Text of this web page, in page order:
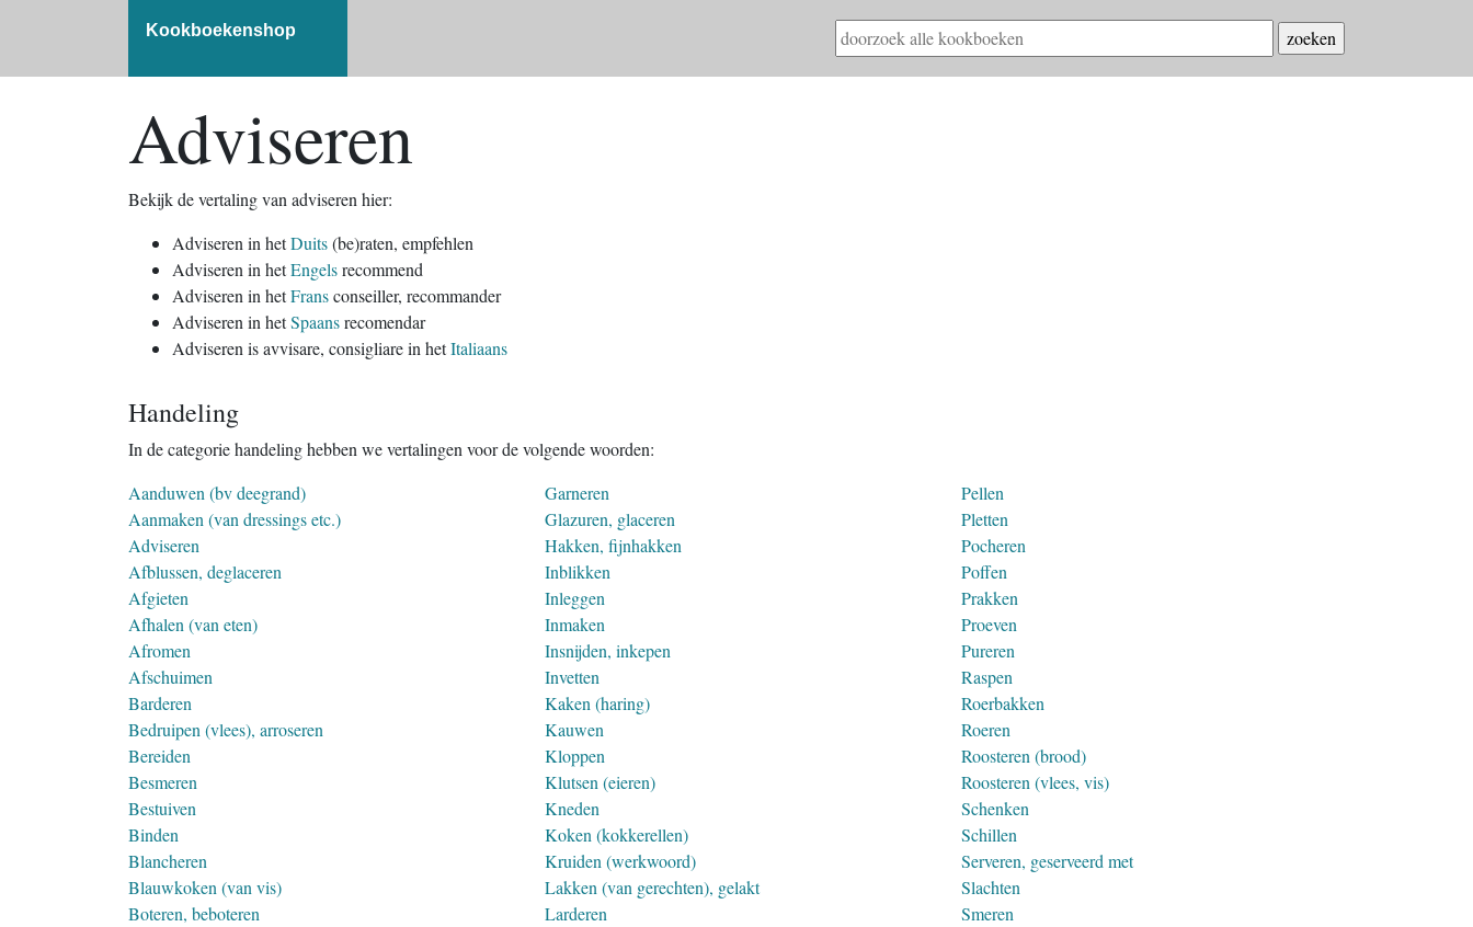
Kookboekenshop
Adviseren
Bekijk de vertaling van adviseren hier:
Adviseren in hetDuits(be)raten, empfehlen
Adviseren in hetEngelsrecommend
Adviseren in hetFransconseiller, recommander
Adviseren in hetSpaansrecomendar
Adviseren is avvisare, consigliare in hetItaliaans
Handeling
In de categorie handeling hebben we vertalingen voor de volgende woorden:
Aanduwen (bv deegrand)
Aanmaken (van dressings etc.)
Adviseren
Afblussen, deglaceren
Afgieten
Afhalen (van eten)
Afromen
Afschuimen
Barderen
Bedruipen (vlees), arroseren
Bereiden
Besmeren
Bestuiven
Binden
Blancheren
Blauwkoken (van vis)
Boteren, beboteren
Garneren
Glazuren, glaceren
Hakken, fijnhakken
Inblikken
Inleggen
Inmaken
Insnijden, inkepen
Invetten
Kaken (haring)
Kauwen
Kloppen
Klutsen (eieren)
Kneden
Koken (kokkerellen)
Kruiden (werkwoord)
Lakken (van gerechten), gelakt
Larderen
Pellen
Pletten
Pocheren
Poffen
Prakken
Proeven
Pureren
Raspen
Roerbakken
Roeren
Roosteren (brood)
Roosteren (vlees, vis)
Schenken
Schillen
Serveren, geserveerd met
Slachten
Smeren